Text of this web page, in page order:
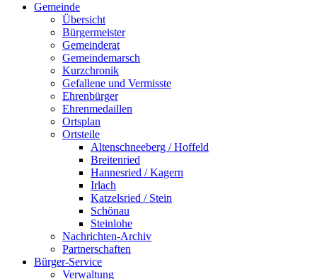
Gemeinde
Übersicht
Bürgermeister
Gemeinderat
Gemeindemarsch
Kurzchronik
Gefallene und Vermisste
Ehrenbürger
Ehrenmedaillen
Ortsplan
Ortsteile
Altenschneeberg / Hoffeld
Breitenried
Hannesried / Kagern
Irlach
Katzelsried / Stein
Schönau
Steinlohe
Nachrichten-Archiv
Partnerschaften
Bürger-Service
Verwaltung